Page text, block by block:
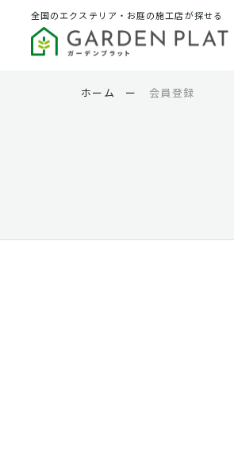
全国のエクステリア・お庭の施工店が探せる
ホーム ー 会員登録